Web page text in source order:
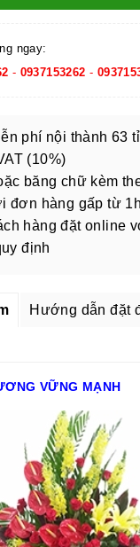
ngay:
- 0937153262 -
phí nội thành 63
(10%)
băng chữ kèm
đơn hàng gấp từ
định
Hướng dẫn đặt
VỮNG MẠNH